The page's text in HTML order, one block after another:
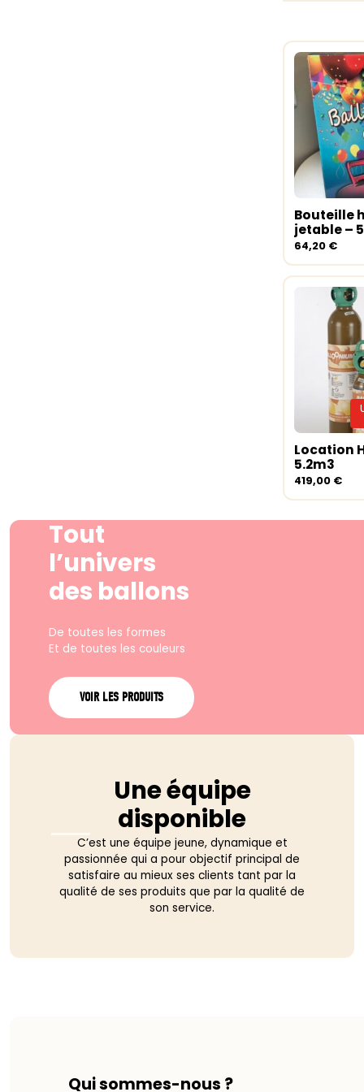
Ajouter
Bouteille
jetable –
64,20 €
Lire la
Location
5.2m3
419,00 €
Tout
l’univers
des ballons
De toutes les formes
Et de toutes les couleurs
VOIR LES PRODUITS
Une équipe
disponible
C’est une équipe jeune, dynamique et
passionnée qui a pour objectif principal de
satisfaire au mieux ses clients tant par la
qualité de ses produits que par la qualité de
son service.
Qui sommes-nous ?